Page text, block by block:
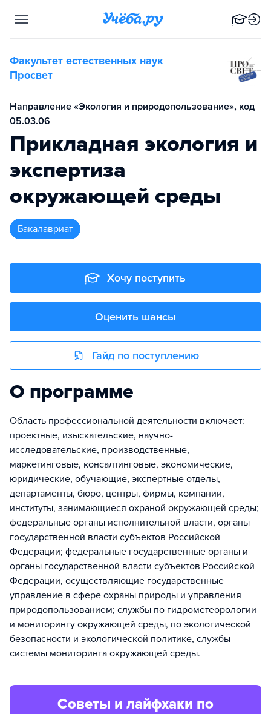
Факультет естественных наук
Просвет
Направление «Экология и природопользование», код
05.03.06
Прикладная экология и
экспертиза
окружающей среды
бакалавриат
Хочу поступить
Оценить шансы
Гайд по поступлению
О программе
Область профессиональной деятельности включает:
проектные, изыскательские, научно-
исследовательские, производственные,
маркетинговые, консалтинговые, экономические,
юридические, обучающие, экспертные отделы,
департаменты, бюро, центры, фирмы, компании,
институты, занимающиеся охраной окружающей среды;
федеральные органы исполнительной власти, органы
государственной власти субъектов Российской
Федерации; федеральные государственные органы и
органы государственной власти субъектов Российской
Федерации, осуществляющие государственные
управление в сфере охраны природы и управления
природопользованием; службы по гидрометеорологии
и мониторингу окружающей среды, по экологической
безопасности и экологической политике, службы
системы мониторинга окружающей среды.
Советы и лайфхаки по